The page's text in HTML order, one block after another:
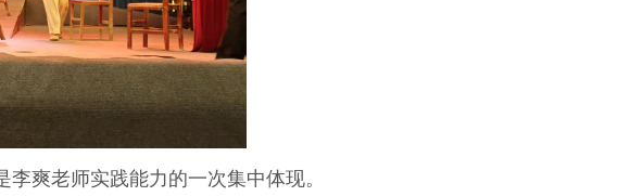
爽老师实践能力的一次集中体现。